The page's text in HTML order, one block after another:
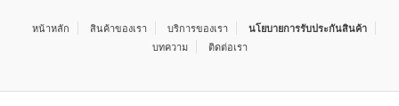
หน้าหลัก สินค้าของเรา บริการของเรา
นโยบายการรับประกันสินค้า
บทความ
ติดต่อเรา